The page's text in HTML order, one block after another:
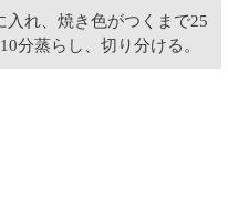
れ、焼き色がつくまで25
分蒸らし、切り分ける。